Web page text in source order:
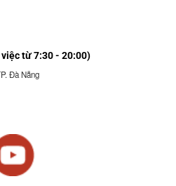
việc từ 7:30 - 20:00)
Đà Nẵng